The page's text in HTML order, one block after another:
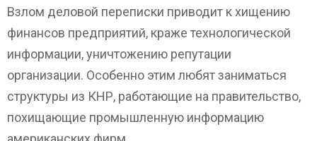
Взлом деловой переписки приводит к хищению
финансов предприятий, краже технологической
информации, уничтожению репутации
организации. Особенно этим любят заниматься
структуры из КНР, работающие на правительство,
похищающие промышленную информацию